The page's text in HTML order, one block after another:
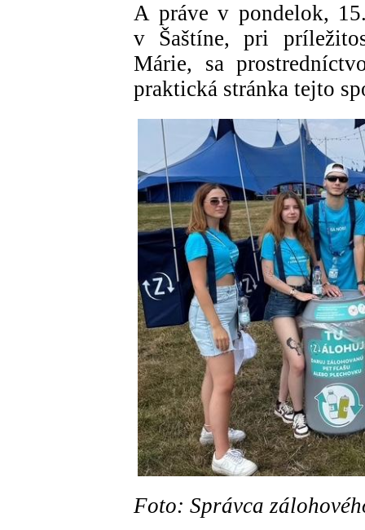
A práve v pondelok,
v Šaštíne, pri
Márie, sa
praktická stránka tejto
Foto: Správca